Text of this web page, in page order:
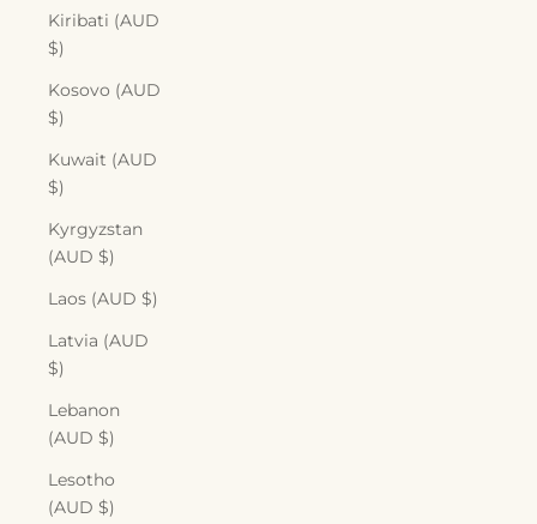
Kiribati (AUD
$)
Kosovo (AUD
$)
Kuwait (AUD
$)
Kyrgyzstan
(AUD $)
Laos (AUD $)
Latvia (AUD
$)
Lebanon
(AUD $)
Lesotho
(AUD $)